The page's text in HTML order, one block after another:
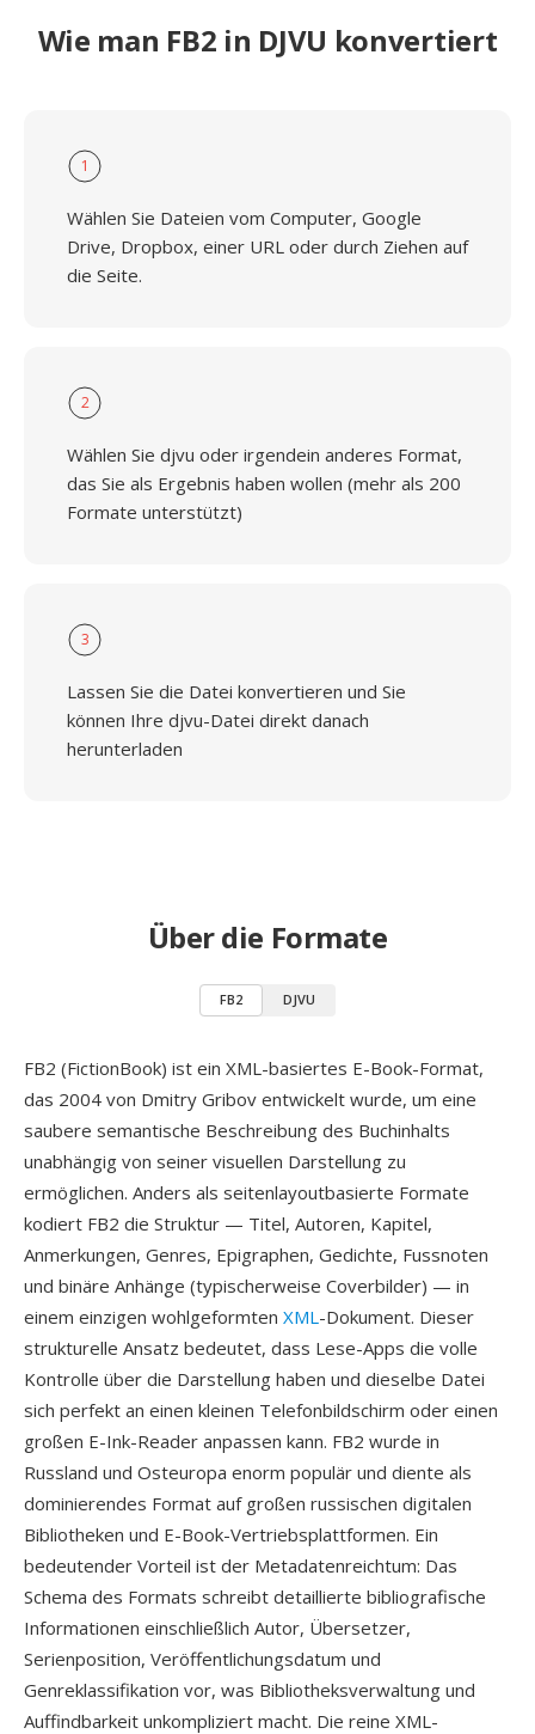
Wie man FB2 in DJVU konvertiert
1
Wählen Sie Dateien vom Computer, Google
Drive, Dropbox, einer URL oder durch Ziehen auf
die Seite.
2
Wählen Sie djvu oder irgendein anderes Format,
das Sie als Ergebnis haben wollen (mehr als 200
Formate unterstützt)
3
Lassen Sie die Datei konvertieren und Sie
können Ihre djvu-Datei direkt danach
herunterladen
Über die Formate
FB2 DJVU
FB2 (FictionBook) ist ein XML-basiertes E-Book-Format,
das 2004 von Dmitry Gribov entwickelt wurde, um eine
saubere semantische Beschreibung des Buchinhalts
unabhängig von seiner visuellen Darstellung zu
ermöglichen. Anders als seitenlayoutbasierte Formate
kodiert FB2 die Struktur — Titel, Autoren, Kapitel,
Anmerkungen, Genres, Epigraphen, Gedichte, Fussnoten
und binäre Anhänge (typischerweise Coverbilder) — in
einem einzigen wohlgeformten XML-Dokument. Dieser
strukturelle Ansatz bedeutet, dass Lese-Apps die volle
Kontrolle über die Darstellung haben und dieselbe Datei
sich perfekt an einen kleinen Telefonbildschirm oder einen
großen E-Ink-Reader anpassen kann. FB2 wurde in
Russland und Osteuropa enorm populär und diente als
dominierendes Format auf großen russischen digitalen
Bibliotheken und E-Book-Vertriebsplattformen. Ein
bedeutender Vorteil ist der Metadatenreichtum: Das
Schema des Formats schreibt detaillierte bibliografische
Informationen einschließlich Autor, Übersetzer,
Serienposition, Veröffentlichungsdatum und
Genreklassifikation vor, was Bibliotheksverwaltung und
Auffindbarkeit unkompliziert macht. Die reine XML-